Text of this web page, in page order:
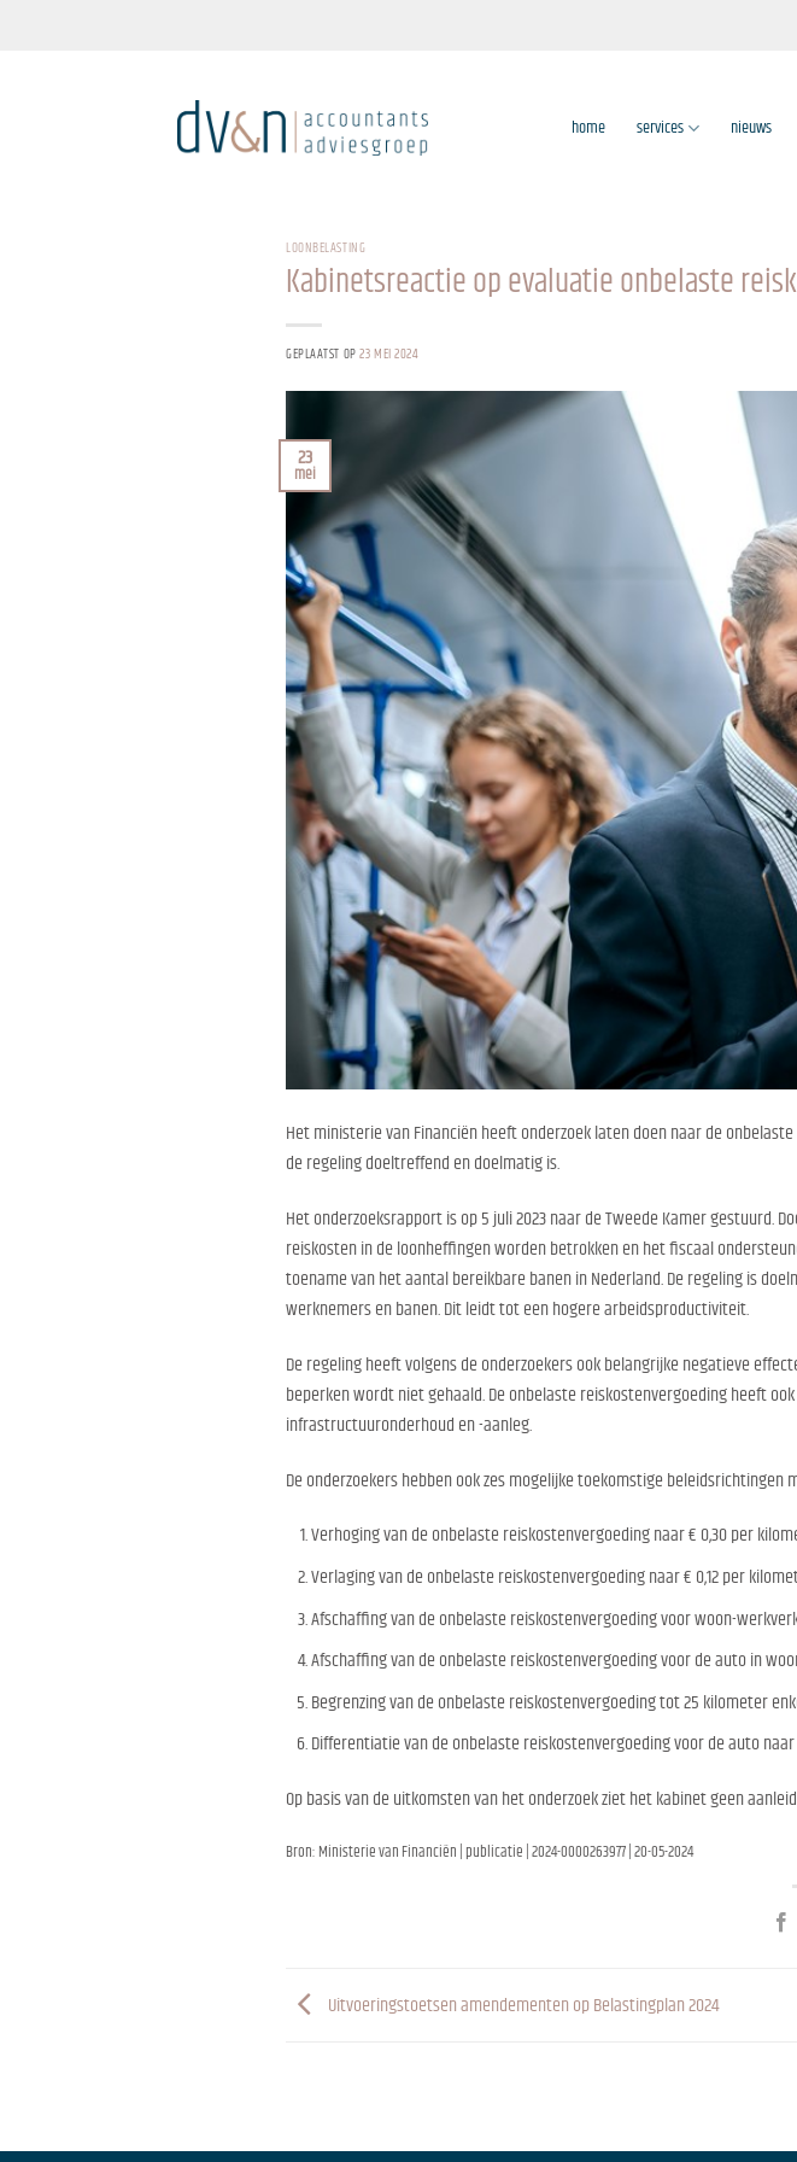
home services nieuws
LOONBELASTING
Kabinetsreactie op evaluatie onbelaste
GEPLAATST OP23 MEI 2024
23
mei
Het ministerie van Financiën heeft onderzoek laten doen naar de
de regeling doeltreffend en doelmatig is.
Het onderzoeksrapport is op 5 juli 2023 naar de Tweede Kamer gestuurd.
reiskosten in de loonheffingen worden betrokken en het fiscaal
toename van het aantal bereikbare banen in Nederland. De regeling is
werknemers en banen. Dit leidt tot een hogere arbeidsproductiviteit.
De regeling heeft volgens de onderzoekers ook belangrijke negatieve
beperken wordt niet gehaald. De onbelaste reiskostenvergoeding heeft
infrastructuuronderhoud en -aanleg.
De onderzoekers hebben ook zes mogelijke toekomstige
Verhoging van de onbelaste reiskostenvergoeding naar € 0,30 per
Verlaging van de onbelaste reiskostenvergoeding naar € 0,12 per
Afschaffing van de onbelaste reiskostenvergoeding voor woon-
Afschaffing van de onbelaste reiskostenvergoeding voor de auto in
Begrenzing van de onbelaste reiskostenvergoeding tot 25 kilometer
Differentiatie van de onbelaste reiskostenvergoeding voor de auto
Op basis van de uitkomsten van het onderzoek ziet het kabinet geen
Bron: Ministerie van Financiën | publicatie | 2024-0000263977 | 20-05-2024
Uitvoeringstoetsen amendementen op Belastingplan 2024